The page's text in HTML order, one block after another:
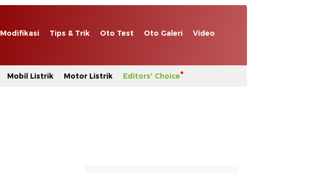
Modifikasi Tips & Trik Oto Test Oto Galeri Video
Mobil Listrik Motor Listrik Editors' Choice